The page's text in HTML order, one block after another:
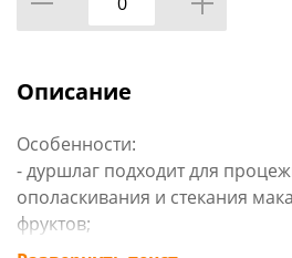
Описание
Особенности:
- дуршлаг подходит для
ополаскивания и стекания
фруктов;
- отверстие на ручке позволяет